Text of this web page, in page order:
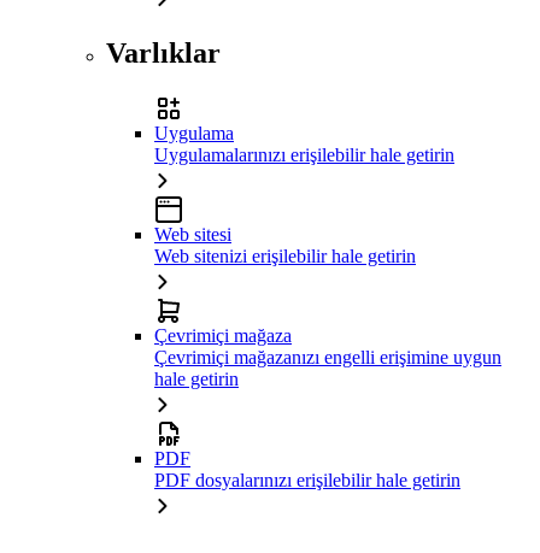
Varlıklar
Uygulama
Uygulamalarınızı erişilebilir hale getirin
Web sitesi
Web sitenizi erişilebilir hale getirin
Çevrimiçi mağaza
Çevrimiçi mağazanızı engelli erişimine uygun
hale getirin
PDF
PDF dosyalarınızı erişilebilir hale getirin